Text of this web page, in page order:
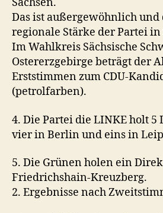
Das ist außergewöhnlich
regionale Stärke der Partei in
Im Wahlkreis Sächsische
Ostererzgebirge beträgt der
Erststimmen zum CDU-
(petrolfarben).
4. Die Partei die LINKE holt
vier in Berlin und eins in
5. Die Grünen holen ein
Friedrichshain-Kreuzberg.
2. Ergebnisse nach